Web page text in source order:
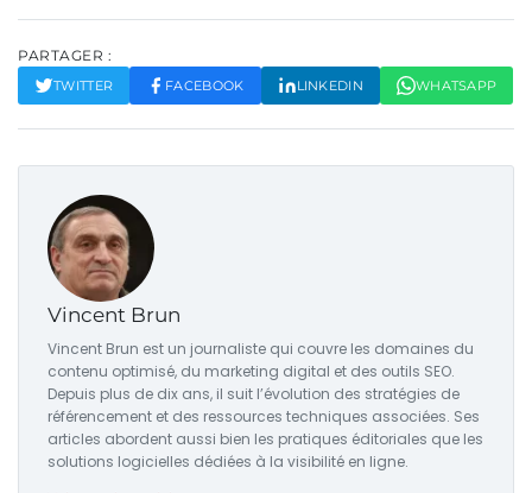
PARTAGER :
TWITTER FACEBOOK LINKEDIN WHATSAPP
Vincent Brun
Vincent Brun est un journaliste qui couvre les domaines du
contenu optimisé, du marketing digital et des outils SEO.
Depuis plus de dix ans, il suit l’évolution des stratégies de
référencement et des ressources techniques associées. Ses
articles abordent aussi bien les pratiques éditoriales que les
solutions logicielles dédiées à la visibilité en ligne.